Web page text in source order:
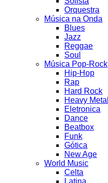
Orquestra
Música na Onda
Blues
Jazz
Reggae
Soul
Música Pop-Rock
Hip-Hop
Rap
Hard Rock
Heavy Metal
Eletronica
Dance
Beatbox
Funk
Gótica
New Age
World Music
Celta
Latina